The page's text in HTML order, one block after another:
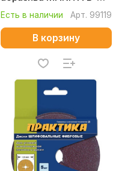
29022
Есть в наличии Арт. 99119
В корзину